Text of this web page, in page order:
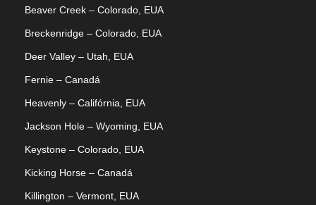
Beaver Creek – Colorado, EUA
Breckenridge – Colorado, EUA
Deer Valley – Utah, EUA
Fernie – Canadá
Heavenly – Califórnia, EUA
Jackson Hole – Wyoming, EUA
Keystone – Colorado, EUA
Kicking Horse – Canadá
Killington – Vermont, EUA